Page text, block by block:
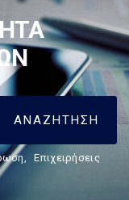
, Επιχειρήσεις